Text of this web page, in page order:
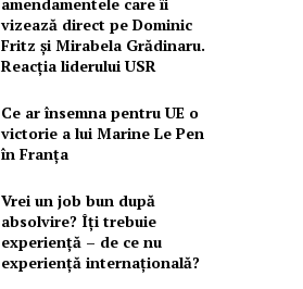
vizează direct pe Dominic
Fritz și Mirabela Grădinaru.
Reacția liderului USR
Ce ar însemna pentru UE o
victorie a lui Marine Le Pen
în Franța
Vrei un job bun după
absolvire? Îți trebuie
experiență – de ce nu
experiență internațională?